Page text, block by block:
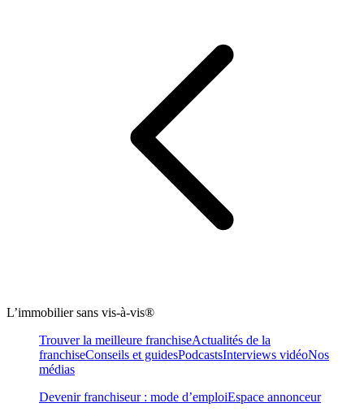
L’immobilier sans vis-à-vis®
Trouver la meilleure franchiseActualités de la
franchiseConseils et guidesPodcastsInterviews vidéoNos
médias
Devenir franchiseur : mode d’emploiEspace annonceur